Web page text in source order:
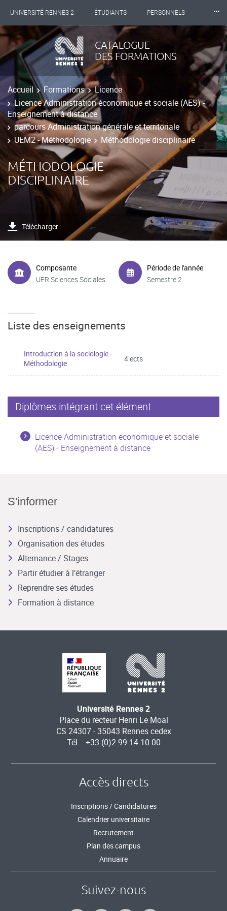
UNIVERSITÉ RENNES 2 ÉTUDIANTS PERSONNELS
INTERNATIONAL PROFESSIONNELS BIBLIOTHÈQUES
LES NOUVELLES DE RENNES 2
⸱⸱⸱
CATALOGUE
DES FORMATIONS
Accueil Formations
Licence
Licence Administration économique et sociale (AES) -
Enseignement à distance
parcours Administration générale et territoriale
UEM2 - Méthodologie
Méthodologie disciplinaire
MÉTHODOLOGIE
DISCIPLINAIRE
Télécharger
Composante
UFR Sciences Sociales
Période de l'année
Semestre 2
Liste des enseignements
Introduction à la sociologie -
Méthodologie
4 ects
Diplômes intégrant cet élément
Licence Administration économique et sociale
(AES) - Enseignement à distance
S'informer
Inscriptions / candidatures
Organisation des études
Alternance / Stages
Partir étudier à l’étranger
Reprendre ses études
Formation à distance
Université Rennes 2
Place du recteur Henri Le Moal
CS 24307 - 35043 Rennes cedex
Tél. : +33 (0)2 99 14 10 00
Accès directs
Inscriptions / Candidatures
Calendrier universitaire
Recrutement
Plan des campus
Annuaire
Suivez-nous